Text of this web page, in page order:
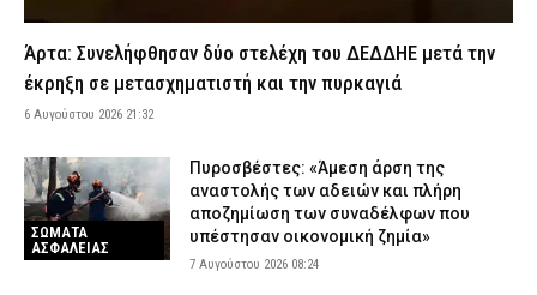
Κυψέλη: «Αφιέρωσε τη ζωή της βοηθώντας όσους είχαν
ανάγκη» – Συγκλονίζει η οικογένεια της 38χρονης Βρετανίδας
που εντοπίστηκε νεκρή
ΕΙΔΗΣΕΙΣ 6 Αυγούστου 2026 19:27
Εμπρησμός στη Marfin: Μετά τις 22:00 φτάνει στην Ελλάδα η
46χρονη – Θα κρατηθεί στη ΓΑΔΑ
ΑΣΤΥΝΟΜΙΑ 6 Αυγούστου 2026 19:16
Σκύρος: Ενισχύθηκαν οι εναέριες δυνάμεις για τη φωτιά στην
Κολυμπάδα – Προς τη θάλασσα κινείται το μέτωπο
Άρτα: Συνελήφθησαν δύο στελέχη του ΔΕΔΔΗΕ μετά την
έκρηξη σε μετασχηματιστή και την πυρκαγιά
6 Αυγούστου 2026 21:32
ΣΩΜΑΤΑ
ΑΣΦΑΛΕΙΑΣ
Πυροσβέστες: «Άμεση άρση της
αναστολής των αδειών και πλήρη
αποζημίωση των συναδέλφων που
υπέστησαν οικονομική ζημία»
7 Αυγούστου 2026 08:24